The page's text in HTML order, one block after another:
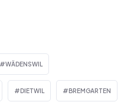
WÄDENSWIL
DIETWIL BREMGARTEN